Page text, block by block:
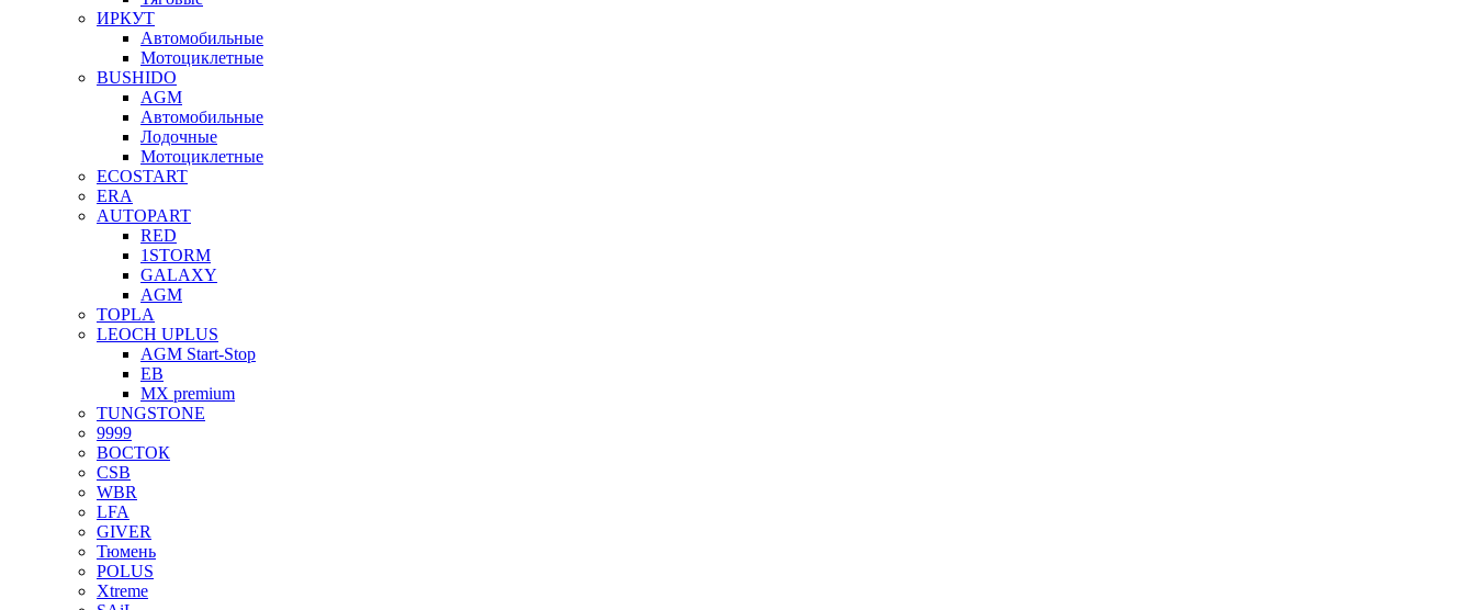
ИРКУТ
Автомобильные
Мотоциклетные
BUSHIDO
AGM
Автомобильные
Лодочные
Мотоциклетные
ECOSTART
ERA
AUTOPART
RED
1STORM
GALAXY
AGM
TOPLA
LEOCH UPLUS
AGM Start-Stop
EB
MX premium
TUNGSTONE
9999
ВОСТОК
CSB
WBR
LFA
GIVER
Тюмень
POLUS
Xtreme